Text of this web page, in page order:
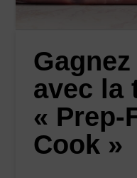
avec la
« Prep-
Cook »